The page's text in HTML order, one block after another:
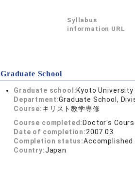
Syllabus
information URL
Graduate School
Graduate school:Kyoto University
Department:Graduate School,
Course:キリスト教学専修
Course completed: Doctor's
Date of completion:2007.03
Completion status:
Country:Japan